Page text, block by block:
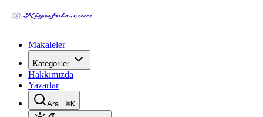
Makaleler
Kategoriler
Hakkımızda
Yazarlar
Ara...⌘K